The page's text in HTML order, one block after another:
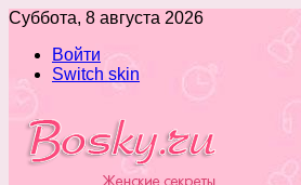
Суббота, 8 августа 2026
Войти
Switch skin